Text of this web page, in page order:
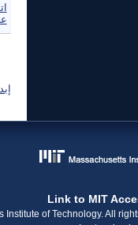
Link to MIT